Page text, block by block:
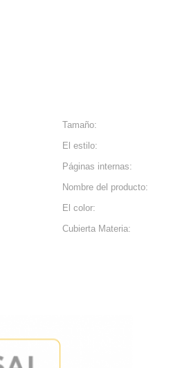
Tamaño:
El estilo:
Páginas internas:
Nombre del producto:
El color:
Cubierta Materia: